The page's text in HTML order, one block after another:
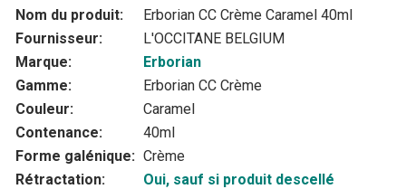
Nom du produit:
Erborian CC Crème Caramel 40ml
Fournisseur:
L'OCCITANE BELGIUM
Marque:
Erborian
Gamme:
Erborian CC Crème
Couleur:
Caramel
Contenance:
40ml
Forme galénique: Crème
Rétractation:
Oui, sauf si produit descellé